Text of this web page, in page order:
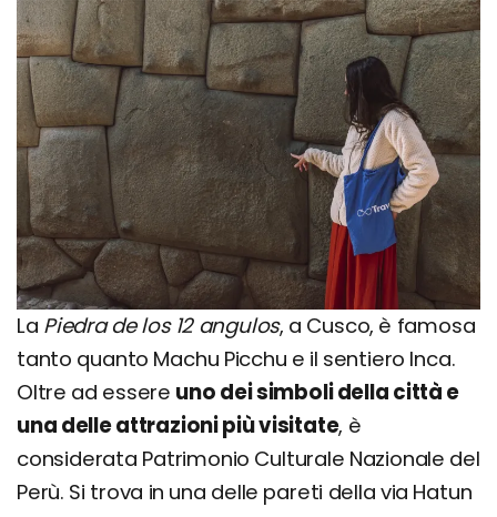
La Piedra de los 12 angulos, a Cusco, è famosa
tanto quanto Machu Picchu e il sentiero Inca.
Oltre ad essere uno dei simboli della città e
una delle attrazioni più visitate, è
considerata Patrimonio Culturale Nazionale del
Perù. Si trova in una delle pareti della via Hatun